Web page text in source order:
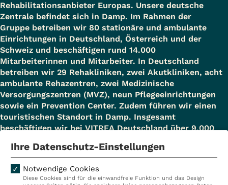
Rehabilitationsanbieter Europas. Unsere deutsche
Zentrale befindet sich in Damp. Im Rahmen der
Gruppe betreiben wir 80 stationäre und ambulante
Einrichtungen in Deutschland, Österreich und der
Schweiz und beschäftigen rund 14.000
Mitarbeiterinnen und Mitarbeiter. In Deutschland
betreiben wir 29 Rehakliniken, zwei Akutkliniken, acht
ambulante Rehazentren, zwei Medizinische
Versorgungszentren (MVZ), neun Pflegeeinrichtungen
sowie ein Prevention Center. Zudem führen wir einen
touristischen Standort in Damp. Insgesamt
beschäftigen wir bei VITREA Deutschland über 9.000
Kliniken Ambulant
Ihre Datenschutz-Einstellungen
Notwendige Cookies
Diese Cookies sind für die einwandfreie Funktion und das Design